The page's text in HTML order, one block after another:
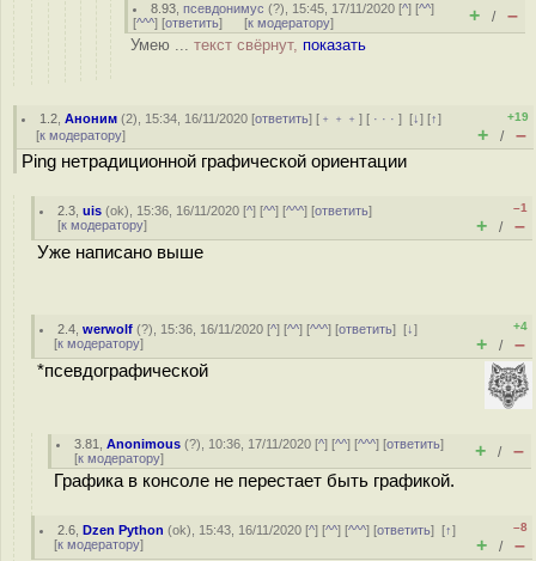
8.93 ,псевдонимус (?), 15:45, 17/11/2020 [^] [^^]
[^^^] [ответить] [к модератору] + / –
Умею ... текст свёрнут, показать
1.2 ,Аноним (2), 15:34, 16/11/2020 [ответить] [ ﹢﹢﹢] [ · · ·][↓] [↑]
[к модератору]
+19
+ / –
Ping нетрадиционной графической ориентации
2.3 ,uis (ok), 15:36, 16/11/2020 [^] [^^] [^^^] [ответить]
[к модератору]
–1
+ / –
Уже написано выше
2.4 ,werwolf (?), 15:36, 16/11/2020 [^] [^^] [^^^] [ответить][↓]
[к модератору]
+4
+ / –
*псевдографической
3.81 ,Anonimous (?), 10:36, 17/11/2020 [^] [^^] [^^^] [ответить]
[к модератору] + / –
Графика в консоле не перестает быть графикой.
2.6 ,Dzen Python (ok), 15:43, 16/11/2020 [^] [^^] [^^^] [ответить][↑]
[к модератору]
–8
+ / –